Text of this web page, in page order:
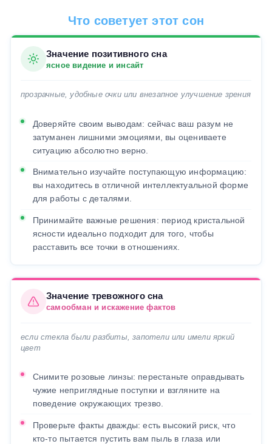
Что советует этот сон
Значение позитивного сна
ясное видение и инсайт
прозрачные, удобные очки или внезапное улучшение зрения
Доверяйте своим выводам: сейчас ваш разум не
затуманен лишними эмоциями, вы оцениваете
ситуацию абсолютно верно.
Внимательно изучайте поступающую информацию:
вы находитесь в отличной интеллектуальной форме
для работы с деталями.
Принимайте важные решения: период кристальной
ясности идеально подходит для того, чтобы
расставить все точки в отношениях.
Значение тревожного сна
самообман и искажение фактов
если стекла были разбиты, запотели или имели яркий
цвет
Снимите розовые линзы: перестаньте оправдывать
чужие неприглядные поступки и взгляните на
поведение окружающих трезво.
Проверьте факты дважды: есть высокий риск, что
кто-то пытается пустить вам пыль в глаза или